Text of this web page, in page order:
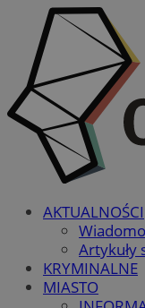
AKTUALNOŚCI
Artykuły
KRYMINALNE
MIASTO